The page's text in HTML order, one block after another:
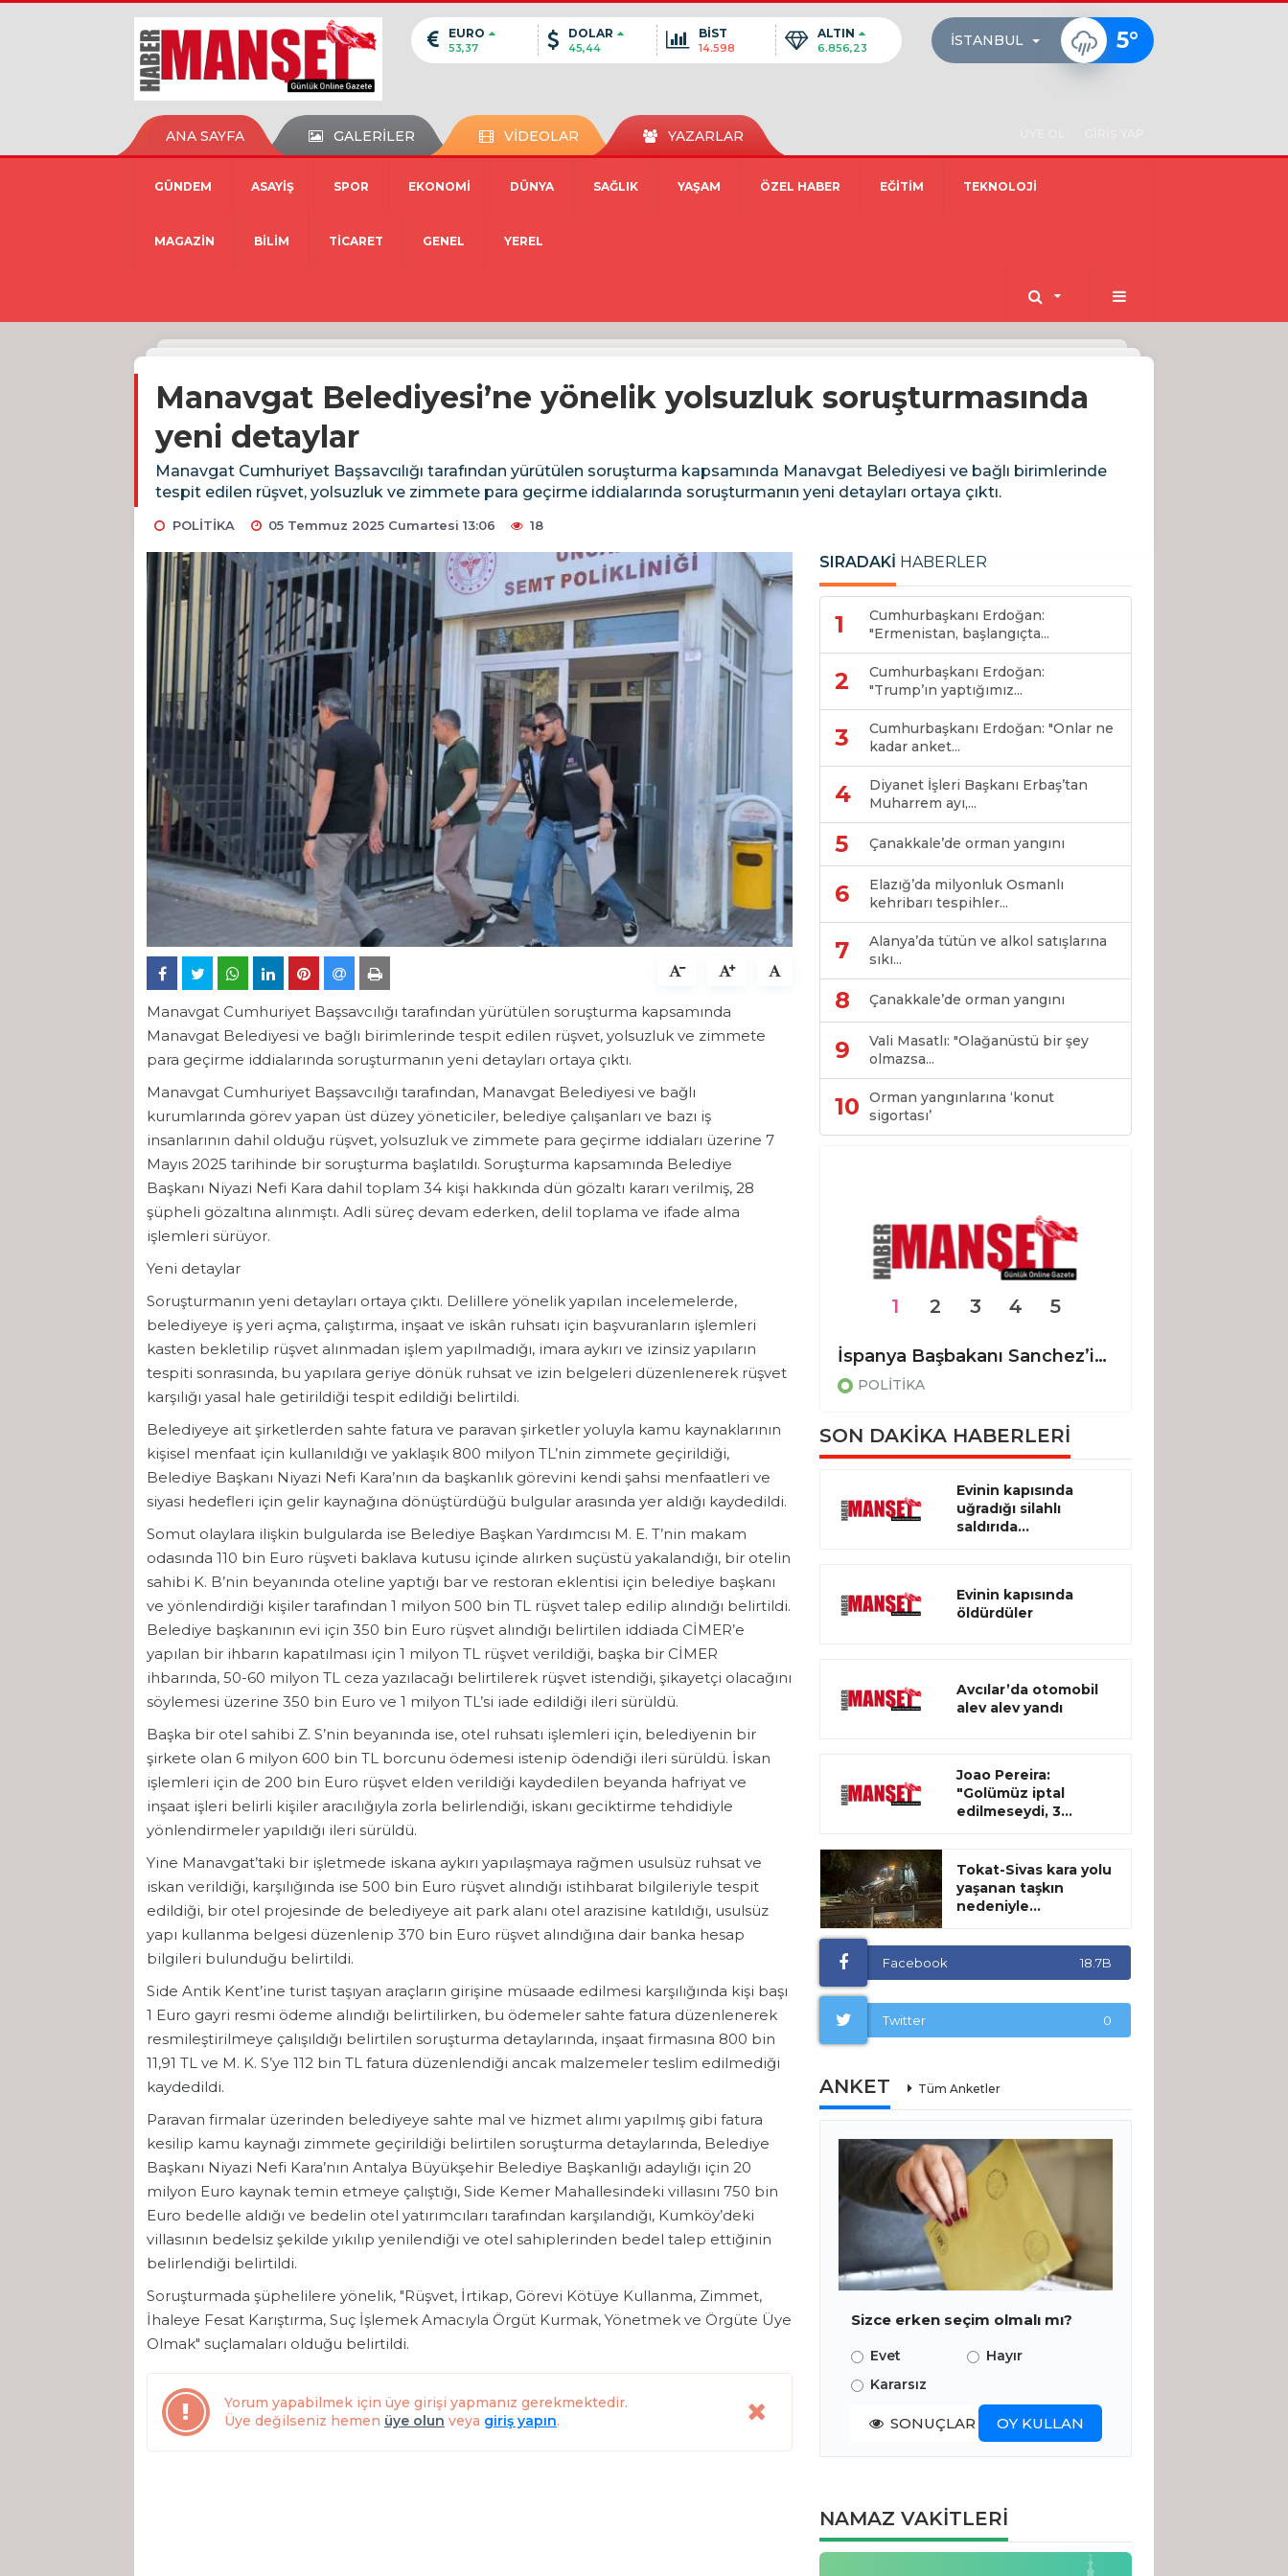
EURO
53,37
DOLAR
45,44
BİST
14.598
ALTIN
6.856,23 İSTANBUL 5°
ANA SAYFA GALERİLER VİDEOLAR YAZARLAR
GÜNDEM ASAYİŞ SPOR EKONOMİ DÜNYA SAĞLIK YAŞAM ÖZEL HABER EĞİTİM TEKNOLOJİ
MAGAZİN BİLİM TİCARET GENEL YEREL
Manavgat Belediyesi’ne yönelik yolsuzluk soruşturmasında
yeni detaylar
Manavgat Cumhuriyet Başsavcılığı tarafından yürütülen soruşturma kapsamında Manavgat Belediyesi ve bağlı birimlerinde
tespit edilen rüşvet, yolsuzluk ve zimmete para geçirme iddialarında soruşturmanın yeni detayları ortaya çıktı.
POLİTİKA 05 Temmuz 2025 Cumartesi 13:06 18
Manavgat Cumhuriyet Başsavcılığı tarafından yürütülen soruşturma kapsamında
Manavgat Belediyesi ve bağlı birimlerinde tespit edilen rüşvet, yolsuzluk ve zimmete
para geçirme iddialarında soruşturmanın yeni detayları ortaya çıktı.
Manavgat Cumhuriyet Başsavcılığı tarafından, Manavgat Belediyesi ve bağlı
kurumlarında görev yapan üst düzey yöneticiler, belediye çalışanları ve bazı iş
insanlarının dahil olduğu rüşvet, yolsuzluk ve zimmete para geçirme iddiaları üzerine 7
Mayıs 2025 tarihinde bir soruşturma başlatıldı. Soruşturma kapsamında Belediye
Başkanı Niyazi Nefi Kara dahil toplam 34 kişi hakkında dün gözaltı kararı verilmiş, 28
şüpheli gözaltına alınmıştı. Adli süreç devam ederken, delil toplama ve ifade alma
işlemleri sürüyor.
Yeni detaylar
Soruşturmanın yeni detayları ortaya çıktı. Delillere yönelik yapılan incelemelerde,
belediyeye iş yeri açma, çalıştırma, inşaat ve iskân ruhsatı için başvuranların işlemleri
kasten bekletilip rüşvet alınmadan işlem yapılmadığı, imara aykırı ve izinsiz yapıların
tespiti sonrasında, bu yapılara geriye dönük ruhsat ve izin belgeleri düzenlenerek rüşvet
karşılığı yasal hale getirildiği tespit edildiği belirtildi.
Belediyeye ait şirketlerden sahte fatura ve paravan şirketler yoluyla kamu kaynaklarının
kişisel menfaat için kullanıldığı ve yaklaşık 800 milyon TL’nin zimmete geçirildiği,
Belediye Başkanı Niyazi Nefi Kara’nın da başkanlık görevini kendi şahsi menfaatleri ve
siyasi hedefleri için gelir kaynağına dönüştürdüğü bulgular arasında yer aldığı kaydedildi.
Somut olaylara ilişkin bulgularda ise Belediye Başkan Yardımcısı M. E. T’nin makam
odasında 110 bin Euro rüşveti baklava kutusu içinde alırken suçüstü yakalandığı, bir otelin
sahibi K. B’nin beyanında oteline yaptığı bar ve restoran eklentisi için belediye başkanı
ve yönlendirdiği kişiler tarafından 1 milyon 500 bin TL rüşvet talep edilip alındığı belirtildi.
Belediye başkanının evi için 350 bin Euro rüşvet alındığı belirtilen iddiada CİMER’e
yapılan bir ihbarın kapatılması için 1 milyon TL rüşvet verildiği, başka bir CİMER
ihbarında, 50-60 milyon TL ceza yazılacağı belirtilerek rüşvet istendiği, şikayetçi olacağını
söylemesi üzerine 350 bin Euro ve 1 milyon TL’si iade edildiği ileri sürüldü.
Başka bir otel sahibi Z. S’nin beyanında ise, otel ruhsatı işlemleri için, belediyenin bir
şirkete olan 6 milyon 600 bin TL borcunu ödemesi istenip ödendiği ileri sürüldü. İskan
işlemleri için de 200 bin Euro rüşvet elden verildiği kaydedilen beyanda hafriyat ve
inşaat işleri belirli kişiler aracılığıyla zorla belirlendiği, iskanı geciktirme tehdidiyle
yönlendirmeler yapıldığı ileri sürüldü.
Yine Manavgat’taki bir işletmede iskana aykırı yapılaşmaya rağmen usulsüz ruhsat ve
iskan verildiği, karşılığında ise 500 bin Euro rüşvet alındığı istihbarat bilgileriyle tespit
edildiği, bir otel projesinde de belediyeye ait park alanı otel arazisine katıldığı, usulsüz
yapı kullanma belgesi düzenlenip 370 bin Euro rüşvet alındığına dair banka hesap
bilgileri bulunduğu belirtildi.
Side Antik Kent’ine turist taşıyan araçların girişine müsaade edilmesi karşılığında kişi başı
1 Euro gayri resmi ödeme alındığı belirtilirken, bu ödemeler sahte fatura düzenlenerek
resmileştirilmeye çalışıldığı belirtilen soruşturma detaylarında, inşaat firmasına 800 bin
11,91 TL ve M. K. S’ye 112 bin TL fatura düzenlendiği ancak malzemeler teslim edilmediği
kaydedildi.
Paravan firmalar üzerinden belediyeye sahte mal ve hizmet alımı yapılmış gibi fatura
kesilip kamu kaynağı zimmete geçirildiği belirtilen soruşturma detaylarında, Belediye
Başkanı Niyazi Nefi Kara’nın Antalya Büyükşehir Belediye Başkanlığı adaylığı için 20
milyon Euro kaynak temin etmeye çalıştığı, Side Kemer Mahallesindeki villasını 750 bin
Euro bedelle aldığı ve bedelin otel yatırımcıları tarafından karşılandığı, Kumköy’deki
villasının bedelsiz şekilde yıkılıp yenilendiği ve otel sahiplerinden bedel talep ettiğinin
belirlendiği belirtildi.
Soruşturmada şüphelilere yönelik, "Rüşvet, İrtikap, Görevi Kötüye Kullanma, Zimmet,
İhaleye Fesat Karıştırma, Suç İşlemek Amacıyla Örgüt Kurmak, Yönetmek ve Örgüte Üye
Olmak" suçlamaları olduğu belirtildi.
Yorum yapabilmek için üye girişi yapmanız gerekmektedir.
Üye değilseniz hemen üye olun veya giriş yapın.
SIRADAKİ HABERLER
1
Cumhurbaşkanı Erdoğan:
"Ermenistan, başlangıçta...
2
Cumhurbaşkanı Erdoğan:
"Trump’ın yaptığımız...
3
Cumhurbaşkanı Erdoğan: "Onlar ne
kadar anket...
4
Diyanet İşleri Başkanı Erbaş’tan
Muharrem ayı,...
5 Çanakkale’de orman yangını
6
Elazığ’da milyonluk Osmanlı
kehribarı tespihler...
7
Alanya’da tütün ve alkol satışlarına
sıkı...
8 Çanakkale’de orman yangını
9
Vali Masatlı: "Olağanüstü bir şey
olmazsa...
10
Orman yangınlarına ‘konut
sigortası’
POLİTİKA
İspanya Başbakanı Sanchez’in uçağı Ankara’ya acil iniş yaptı
POLİTİKA
1 2 3 4 5
SON DAKİKA HABERLERİ
Evinin kapısında
uğradığı silahlı
saldırıda...
Evinin kapısında
öldürdüler
Avcılar’da otomobil
alev alev yandı
Joao Pereira:
"Golümüz iptal
edilmeseydi, 3...
Tokat-Sivas kara yolu
yaşanan taşkın
nedeniyle...
Facebook 18.7B
Twitter 0
ANKET Tüm Anketler
Sizce erken seçim olmalı mı?
Evet
Hayır
Kararsız
SONUÇLAR OY KULLAN
NAMAZ VAKİTLERİ